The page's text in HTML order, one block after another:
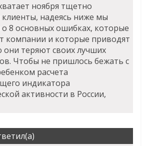
ноября тщетно
клиенты, надеясь ниже мы
о 8 основных ошибках, которые
компании и которые приводят
они теряют своих лучших
Чтобы не пришлось бежать с
расчета
индикатора
активности в России,